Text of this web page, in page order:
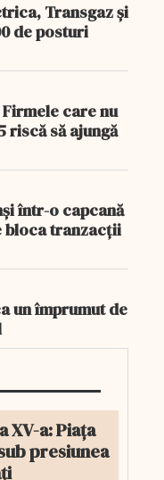
Transgaz și
de posturi
care nu
riscă să ajungă
într-o capcană
bloca tranzacții
un împrumut de
XV-a: Piața
presiunea